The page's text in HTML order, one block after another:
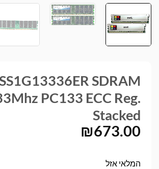
SDRAM
PC133 ECC Reg.
Stacked
₪673.00
המלאי אזל